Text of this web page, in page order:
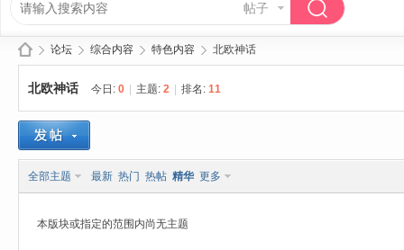
帖子
清 »
论坛 综合内容 特色内容 北欧神话
北欧神话 今日: 0 主题: 2 排名: 11
全部主题 最新 热门 热帖 精华 更多
本版块或指定的范围内尚无主题